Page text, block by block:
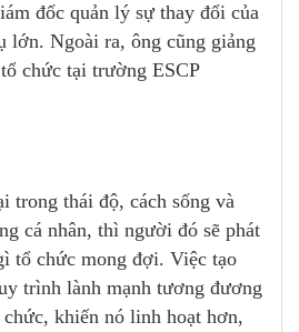
đốc quản lý sự thay đổi của
lớn. Ngoài ra, ông cũng giảng
chức tại trường ESCP
trong thái độ, cách sống và
cá nhân, thì người đó sẽ phát
tổ chức mong đợi. Việc tạo
trình lành mạnh tương đương
khiến nó linh hoạt hơn,